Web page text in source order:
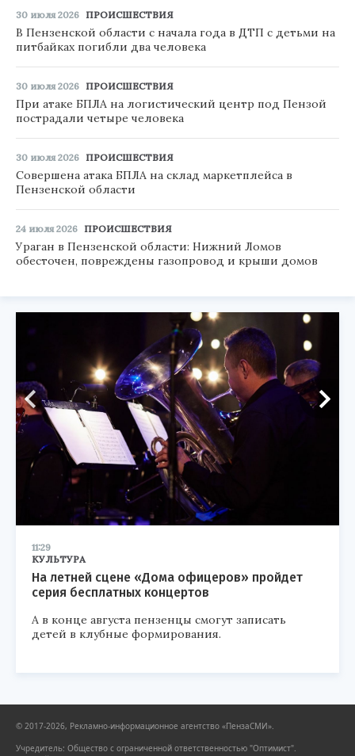
30 июля 2026 ПРОИСШЕСТВИЯ
В Пензенской области с начала года в ДТП с детьми на
питбайках погибли два человека
30 июля 2026 ПРОИСШЕСТВИЯ
При атаке БПЛА на логистический центр под Пензой
пострадали четыре человека
30 июля 2026 ПРОИСШЕСТВИЯ
Совершена атака БПЛА на склад маркетплейса в
Пензенской области
24 июля 2026 ПРОИСШЕСТВИЯ
Ураган в Пензенской области: Нижний Ломов
обесточен, повреждены газопровод и крыши домов
11:29
КУЛЬТУРА
На летней сцене «Дома офицеров» пройдет
серия бесплатных концертов
А в конце августа пензенцы смогут записать
детей в клубные формирования.
© 2017-2026, Рекламно-информационное агентство «ПензаСМИ».
Учредитель: Общество с ограниченной ответственностью "Оптимист".